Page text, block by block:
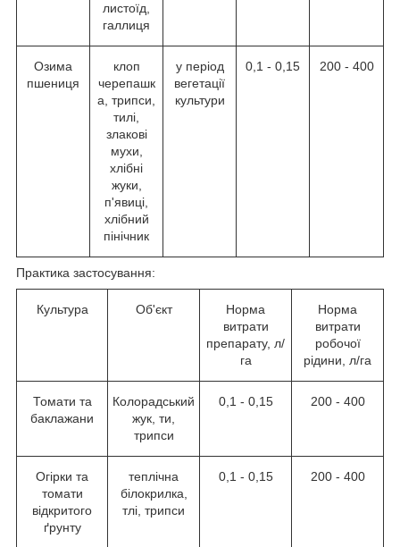
листоїд,
галлиця
Озима
пшениця
клоп
черепашк
а, трипси,
тилі,
злакові
мухи,
хлібні
жуки,
п'явиці,
хлібний
пінічник
у період
вегетації
культури
0,1 - 0,15 200 - 400
Практика застосування:
Культура Об'єкт
Норма
витрати
препарату, л/
га
Норма
витрати
робочої
рідини, л/га
Томати та
баклажани
Колорадський
жук, ти,
трипси
0,1 - 0,15 200 - 400
Огірки та
томати
відкритого
ґрунту
теплічна
білокрилка,
тлі, трипси
0,1 - 0,15 200 - 400